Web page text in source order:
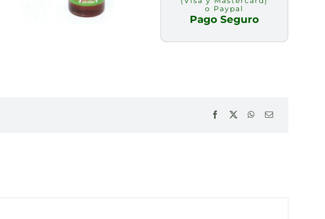
o Paypal
Pago Seguro